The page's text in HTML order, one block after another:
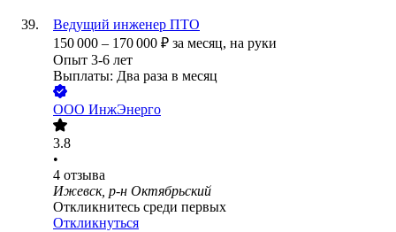
Ведущий инженер ПТО
150 000 – 170 000 ₽ за месяц, на руки
Опыт 3-6 лет
Выплаты: Два раза в месяц
ООО ИнжЭнерго
3.8
•
4 отзыва
Ижевск, р-н Октябрьский
Откликнитесь среди первых
Откликнуться